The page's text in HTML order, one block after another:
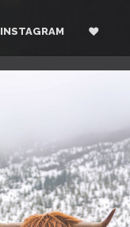
INSTAGRAM